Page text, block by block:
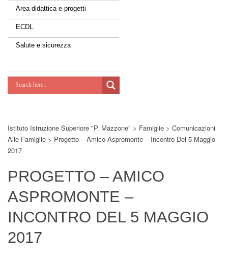
Scuola d'estate
Lab Green
Potenziamoci
Digital Board
Area didattica e progetti
ECDL
Salute e sicurezza
Istituto Istruzione Superiore "P. Mazzone" > Famiglie > Comunicazioni
Alle Famiglie > Progetto – Amico Aspromonte – Incontro Del 5 Maggio
2017
PROGETTO – AMICO
ASPROMONTE –
INCONTRO DEL 5 MAGGIO
2017